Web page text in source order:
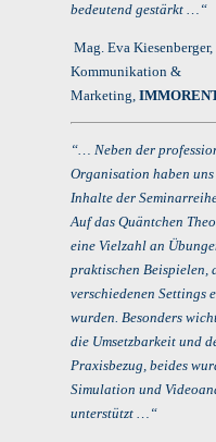
bedeutend gestärkt …“
Mag. Eva
Kommunikation &
Marketing,
“… Neben der
Organisation haben
Inhalte der
Auf das Quäntchen
eine Vielzahl an
praktischen Beispielen,
verschiedenen Settings
wurden. Besonders
die Umsetzbarkeit und
Praxisbezug, beides
Simulation und
unterstützt …“